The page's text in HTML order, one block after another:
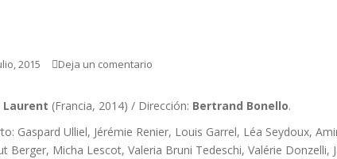
2015 Deja un comentario
Laurent (Francia, 2014) / Dirección: Bertrand Bonello.
Gaspard Ulliel, Jérémie Renier, Louis Garrel, Léa Seydoux,
Berger, Micha Lescot, Valeria Bruni Tedeschi, Valérie Donzelli,